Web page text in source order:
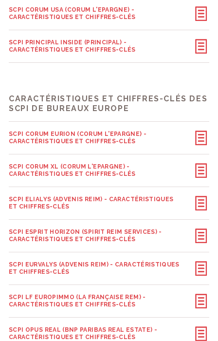
SCPI CORUM USA (CORUM L'EPARGNE) -
CARACTÉRISTIQUES ET CHIFFRES-CLÉS
SCPI PRINCIPAL INSIDE (PRINCIPAL) -
CARACTÉRISTIQUES ET CHIFFRES-CLÉS
CARACTÉRISTIQUES ET CHIFFRES-CLÉS DES
SCPI DE BUREAUX EUROPE
SCPI CORUM EURION (CORUM L'EPARGNE) -
CARACTÉRISTIQUES ET CHIFFRES-CLÉS
SCPI CORUM XL (CORUM L'EPARGNE) -
CARACTÉRISTIQUES ET CHIFFRES-CLÉS
SCPI ELIALYS (ADVENIS REIM) - CARACTÉRISTIQUES
ET CHIFFRES-CLÉS
SCPI ESPRIT HORIZON (SPIRIT REIM SERVICES) -
CARACTÉRISTIQUES ET CHIFFRES-CLÉS
SCPI EURVALYS (ADVENIS REIM) - CARACTÉRISTIQUES
ET CHIFFRES-CLÉS
SCPI LF EUROPIMMO (LA FRANÇAISE REM) -
CARACTÉRISTIQUES ET CHIFFRES-CLÉS
SCPI OPUS REAL (BNP PARIBAS REAL ESTATE) -
CARACTÉRISTIQUES ET CHIFFRES-CLÉS